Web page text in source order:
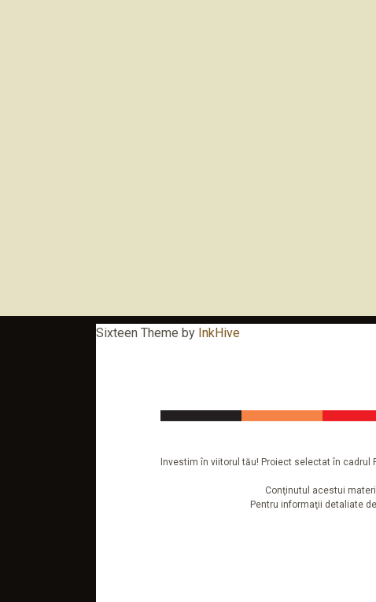
Sixteen Theme by InkHive
Investim în viitorul tău! Proiect selectat în cadrul
Conţinutul acestui
Pentru informaţii detaliate